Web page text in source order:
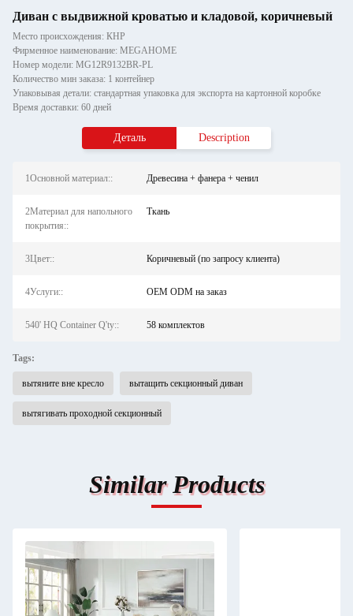
Диван с выдвижной кроватью и кладовой, коричневый
Место происхождения: КНР
Фирменное наименование: MEGAHOME
Номер модели: MG12R9132BR-PL
Количество мин заказа: 1 контейнер
Упаковывая детали: стандартная упаковка для экспорта на картонной коробке
Время доставки: 60 дней
Деталь Description
1Основной материал:: Древесина + фанера + ченил
2Материал для напольного
покрытия::
Ткань
3Цвет:: Коричневый (по запросу клиента)
4Услуги:: OEM ODM на заказ
540' HQ Container Q'ty:: 58 комплектов
Tags:
вытяните вне кресло вытащить секционный диван
вытягивать проходной секционный
Similar Products